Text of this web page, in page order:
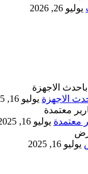
يوليو 26, 2026
يوليو 16, 2025
يوليو 16, 2025
يوليو 16, 2025